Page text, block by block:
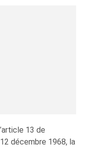
13 de
12 décembre 1968, la